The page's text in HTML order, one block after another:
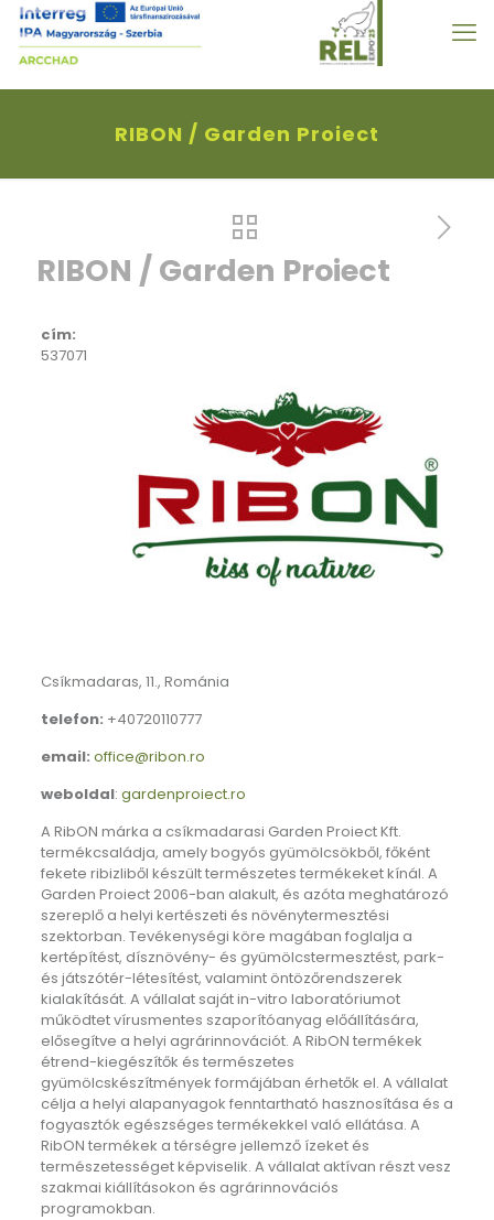
RIBON / Garden Proiect
RIBON / Garden Proiect
cím:
537071
Csíkmadaras, 11., Románia
telefon: +40720110777
email: office@ribon.ro
weboldal: gardenproiect.ro
A RibON márka a csíkmadarasi Garden Proiect Kft.
termékcsaládja, amely bogyós gyümölcsökből, főként
fekete ribizliből készült természetes termékeket kínál. A
Garden Proiect 2006-ban alakult, és azóta meghatározó
szereplő a helyi kertészeti és növénytermesztési
szektorban. Tevékenységi köre magában foglalja a
kertépítést, dísznövény- és gyümölcstermesztést, park-
és játszótér-létesítést, valamint öntözőrendszerek
kialakítását. A vállalat saját in-vitro laboratóriumot
működtet vírusmentes szaporítóanyag előállítására,
elősegítve a helyi agrárinnovációt. A RibON termékek
étrend-kiegészítők és természetes
gyümölcskészítmények formájában érhetők el. A vállalat
célja a helyi alapanyagok fenntartható hasznosítása és a
fogyasztók egészséges termékekkel való ellátása. A
RibON termékek a térségre jellemző ízeket és
természetességet képviselik. A vállalat aktívan részt vesz
szakmai kiállításokon és agrárinnovációs
programokban.